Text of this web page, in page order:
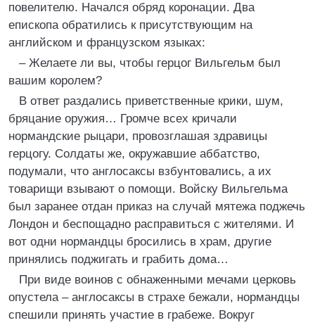
повелителю. Начался обряд коронации. Два
епископа обратились к присутствующим на
английском и французском языках:
– Желаете ли вы, чтобы герцог Вильгельм был
вашим королем?
В ответ раздались приветственные крики, шум,
бряцание оружия… Громче всех кричали
нормандские рыцари, провозглашая здравицы
герцогу. Солдаты же, окружавшие аббатство,
подумали, что англосаксы взбунтовались, а их
товарищи взывают о помощи. Войску Вильгельма
был заранее отдан приказ на случай мятежа поджечь
Лондон и беспощадно расправиться с жителями. И
вот одни нормандцы бросились в храм, другие
принялись поджигать и грабить дома…
При виде воинов с обнаженными мечами церковь
опустела – англосаксы в страхе бежали, нормандцы
спешили принять участие в грабеже. Вокруг